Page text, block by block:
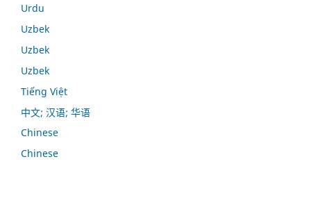
Urdu
Uzbek
Uzbek
Uzbek
Tiếng Việt
中文; 汉语; 华语
Chinese
Chinese